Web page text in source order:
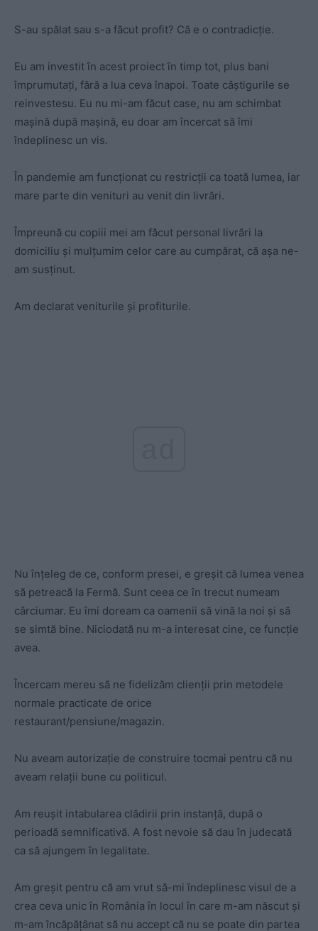
S-au spălat sau s-a făcut profit? Că e o contradicție.
Eu am investit în acest proiect în timp tot, plus bani
împrumutați, fără a lua ceva înapoi. Toate câștigurile se
reinvestesu. Eu nu mi-am făcut case, nu am schimbat
mașină după mașină, eu doar am încercat să îmi
îndeplinesc un vis.
În pandemie am funcționat cu restricții ca toată lumea, iar
mare parte din venituri au venit din livrări.
Împreună cu copiii mei am făcut personal livrări la
domiciliu și mulțumim celor care au cumpărat, că așa ne-
am susținut.
Am declarat veniturile și profiturile.
Nu înțeleg de ce, conform presei, e greșit că lumea venea
să petreacă la Fermă. Sunt ceea ce în trecut numeam
cârciumar. Eu îmi doream ca oamenii să vină la noi și să
se simtă bine. Niciodată nu m-a interesat cine, ce funcție
avea.
Încercam mereu să ne fidelizăm clienții prin metodele
normale practicate de orice
restaurant/pensiune/magazin.
Nu aveam autorizație de construire tocmai pentru că nu
aveam relații bune cu politicul.
Am reușit intabularea clădirii prin instanță, după o
perioadă semnificativă. A fost nevoie să dau în judecată
ca să ajungem în legalitate.
Am greșit pentru că am vrut să-mi îndeplinesc visul de a
crea ceva unic în România în locul în care m-am născut și
m-am încăpățânat să nu accept că nu se poate din partea